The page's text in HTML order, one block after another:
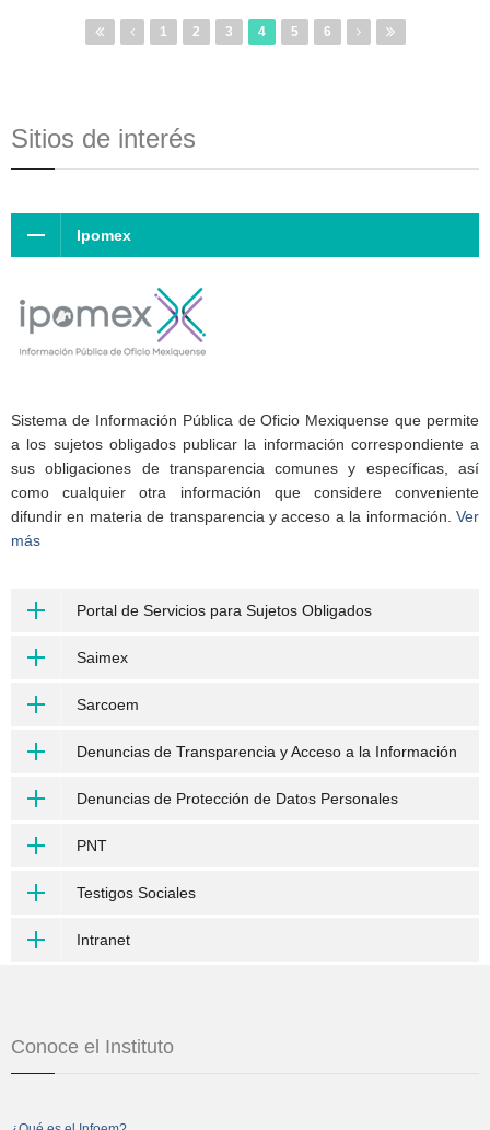
1 2 3 4 5 6
Sitios de interés
Ipomex
Sistema de Información Pública de Oficio Mexiquense que permite
a los sujetos obligados publicar la información correspondiente a
sus obligaciones de transparencia comunes y específicas, así
como cualquier otra información que considere conveniente
difundir en materia de transparencia y acceso a la información. Ver
más
Portal de Servicios para Sujetos Obligados
Saimex
Sarcoem
Denuncias de Transparencia y Acceso a la Información
Denuncias de Protección de Datos Personales
PNT
Testigos Sociales
Intranet
Conoce el Instituto